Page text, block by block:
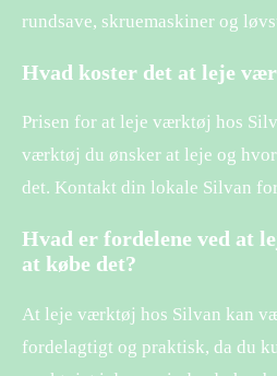
rundsave, skruemaskiner og
Hvad koster det at leje
Prisen for at leje værktøj hos
værktøj du ønsker at leje og
det. Kontakt din lokale Silvan
Hvad er fordelene ved at
at købe det?
At leje værktøj hos Silvan kan
fordelagtigt og praktisk, da du